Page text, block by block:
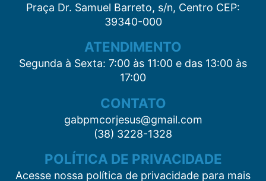
Praça Dr. Samuel Barreto, s/n, Centro CEP:
39340-000
ATENDIMENTO
Segunda à Sexta: 7:00 às 11:00 e das 13:00 às
17:00
CONTATO
gabpmcorjesus@gmail.com
(38) 3228-1328
POLÍTICA DE PRIVACIDADE
Acesse nossa política de privacidade para mais